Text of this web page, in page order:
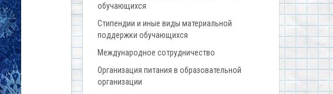
обучающихся
Стипендии и иные виды материальной
поддержки обучающихся
Международное сотрудничество
Организация питания в образовательной
организации